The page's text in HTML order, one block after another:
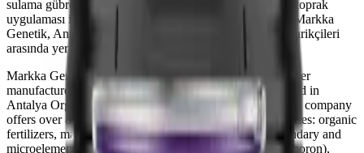
sulama gübrelemesi (fertigation), yaprak gübrelemesi ve toprak
uygulaması için sıvı ve toz formülasyonlar sunmaktadır. Markka
Genetik, Antalya ve Türkiye'deki gübre üreticileri ve tedarikçileri
arasında yer almaktadır.
Markka Genetik (Markka Genetik Tarım A.Ş.) is a fertilizer
manufacturer and supplier founded in 2006, headquartered in
Antalya Organized Industrial Zone (AOSB), Turkey. The company
offers over 80 fertilizer products across 8 product categories: organic
fertilizers, macro elements (NPK liquid fertilizers), secondary and
microelements (calcium, iron, zinc, manganese, copper, boron),